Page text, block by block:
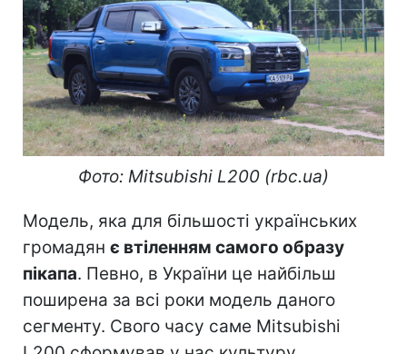
Фото: Mitsubishi L200 (rbc.ua)
Модель, яка для більшості українських
громадян є втіленням самого образу
пікапа. Певно, в України це найбільш
поширена за всі роки модель даного
сегменту. Свого часу саме Mitsubishi